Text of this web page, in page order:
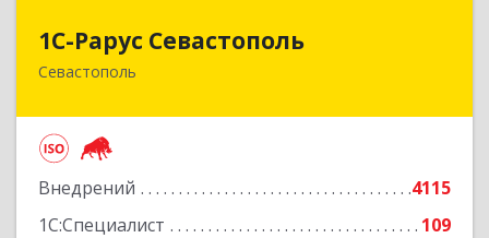
1С-Рарус Севастополь
Севастополь
Внедрений
4115
1С:Специалист
109
299011, Севастополь г, Кулакова ул, дом № 58